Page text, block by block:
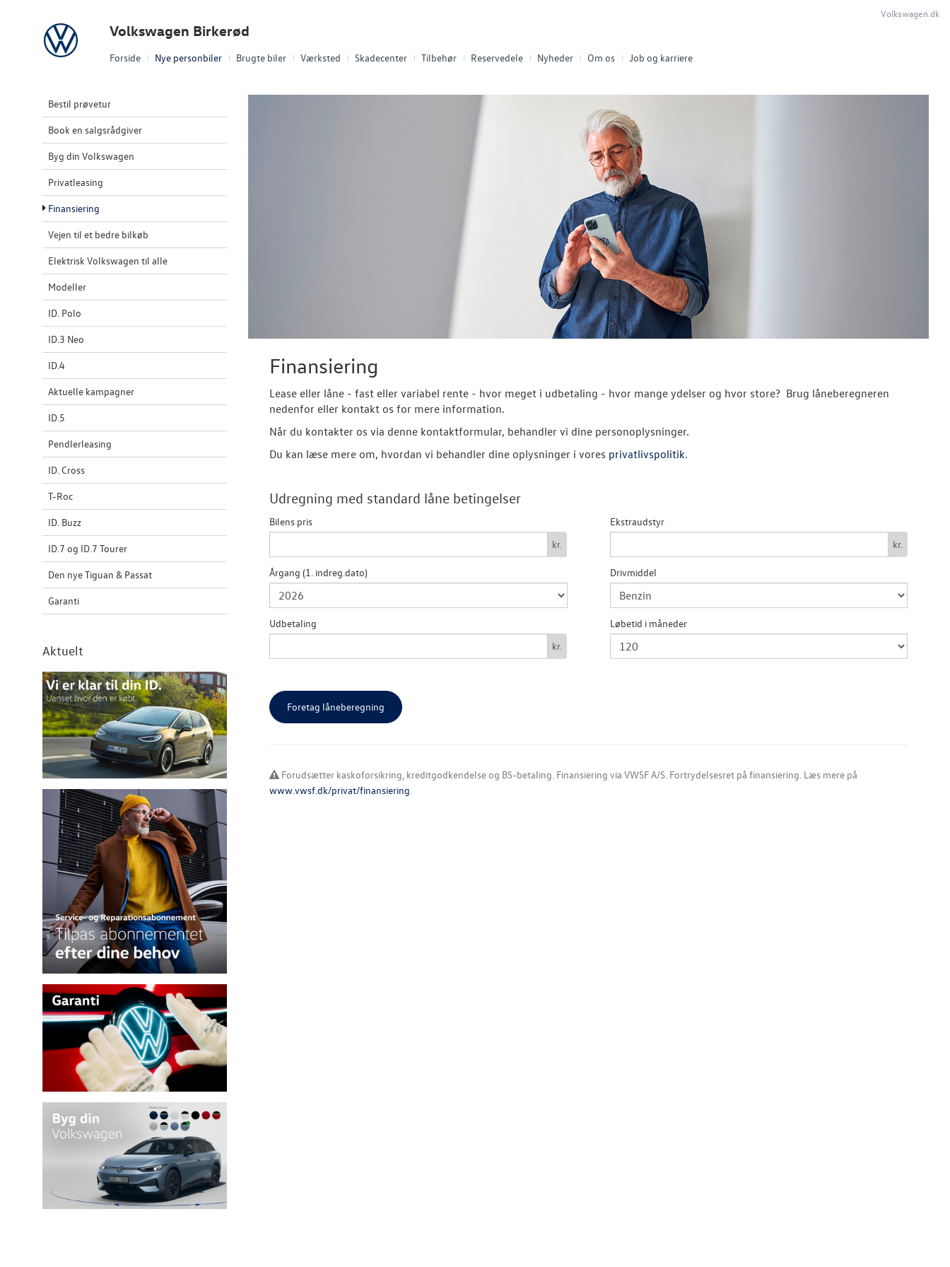
Forside Nye personbiler Brugte biler Værksted Skadecenter Tilbehør Reservedele Nyheder Om os Job og karriere
Volkswagen Volkswagen Birkerød
Volkswagen.dk
Bestil prøvetur
Book en salgsrådgiver
Byg din Volkswagen
Privatleasing
Finansiering
Vejen til et bedre bilkøb
Elektrisk Volkswagen til alle
Modeller
ID. Polo
ID.3 Neo
ID.4
Aktuelle kampagner
ID.5
Pendlerleasing
ID. Cross
T-Roc
ID. Buzz
ID.7 og ID.7 Tourer
Den nye Tiguan & Passat
Garanti
Aktuelt
Finansiering
Lease eller låne - fast eller variabel rente - hvor meget i udbetaling - hvor mange ydelser og hvor store? Brug låneberegneren
nedenfor eller kontakt os for mere information.
Når du kontakter os via denne kontaktformular, behandler vi dine personoplysninger.
Du kan læse mere om, hvordan vi behandler dine oplysninger i vores privatlivspolitik.
Udregning med standard låne betingelser
Bilens pris
kr.
Ekstraudstyr
kr.
Årgang (1. indreg.dato) Drivmiddel
Udbetaling
kr.
Løbetid i måneder
Forudsætter kaskoforsikring, kreditgodkendelse og BS-betaling. Finansiering via VWSF A/S. Fortrydelsesret på finansiering. Læs mere på
www.vwsf.dk/privat/finansiering.